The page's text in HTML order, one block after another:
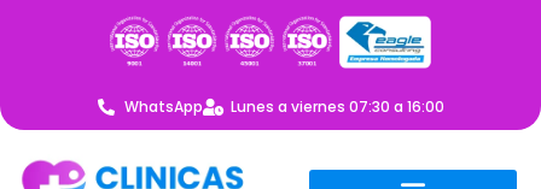
WhatsApp Lunes a viernes 07:30 a 16:00